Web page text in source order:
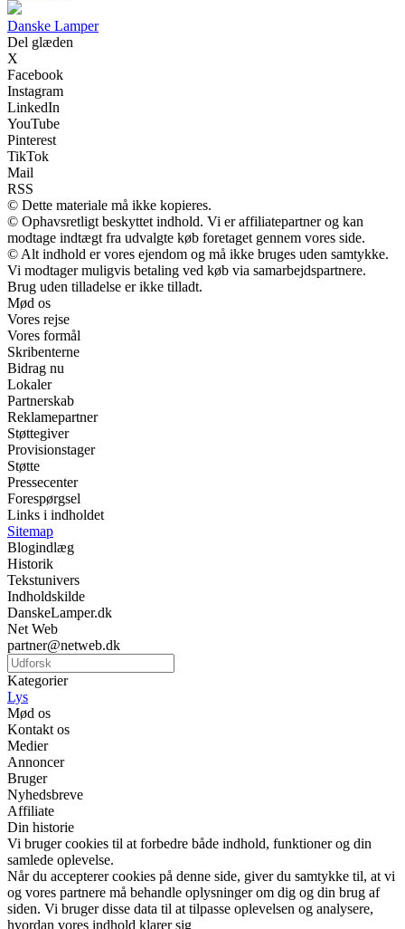
Danske Lamper
Del glæden
X
Facebook
Instagram
LinkedIn
YouTube
Pinterest
TikTok
Mail
RSS
© Dette materiale må ikke kopieres.
© Ophavsretligt beskyttet indhold. Vi er affiliatepartner og kan
modtage indtægt fra udvalgte køb foretaget gennem vores side.
© Alt indhold er vores ejendom og må ikke bruges uden samtykke.
Vi modtager muligvis betaling ved køb via samarbejdspartnere.
Brug uden tilladelse er ikke tilladt.
Mød os
Vores rejse
Vores formål
Skribenterne
Bidrag nu
Lokaler
Partnerskab
Reklamepartner
Støttegiver
Provisionstager
Støtte
Pressecenter
Forespørgsel
Links i indholdet
Sitemap
Blogindlæg
Historik
Tekstunivers
Indholdskilde
DanskeLamper.dk
Net Web
partner@netweb.dk
Kategorier
Lys
Mød os
Kontakt os
Medier
Annoncer
Bruger
Nyhedsbreve
Affiliate
Din historie
Vi bruger cookies til at forbedre både indhold, funktioner og din
samlede oplevelse.
Når du accepterer cookies på denne side, giver du samtykke til, at vi
og vores partnere må behandle oplysninger om dig og din brug af
siden. Vi bruger disse data til at tilpasse oplevelsen og analysere,
hvordan vores indhold klarer sig